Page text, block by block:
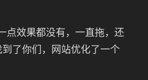
点效果都没有，一直拖，还
了你们，网站优化了一个